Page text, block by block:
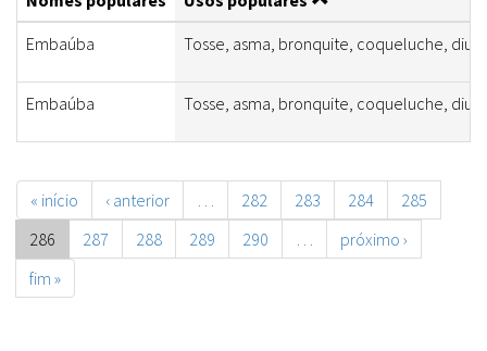
Embaúba
Tosse, asma, bronquite, coqueluche,
Embaúba Tosse, asma, bronquite, coqueluche,
« início ‹ anterior … 282 283 284
285
286
287 288 289 290 …
próximo ›
fim »